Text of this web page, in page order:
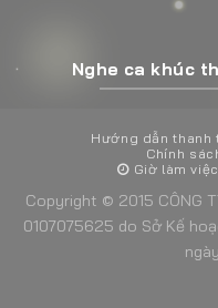
Nghe ca khúc
Hướng dẫn thanh
Chính
Giờ làm
Copyright © 2015 CÔNG
0107075625 do Sở Kế